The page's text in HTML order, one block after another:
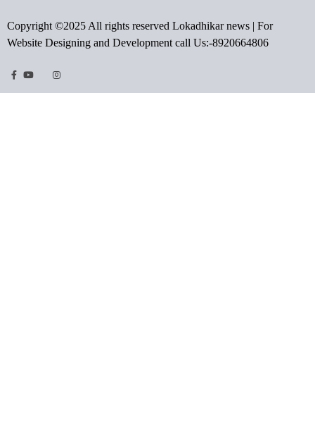
Copyright ©2025 All rights reserved Lokadhikar news | For
Website Designing and Development call Us:-8920664806
Facebook
Youtube
TwitterInstragram